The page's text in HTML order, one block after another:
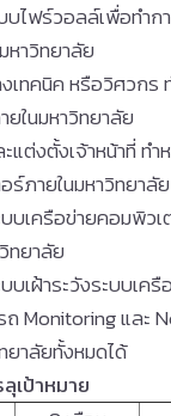
บไฟร์วอลล์เพื่อทำก
หาวิทยาลัย
เทคนิค หรือวิศวกร
ในมหาวิทยาลัย
แต่งตั้งเจ้าหน้าที่ ทำ
ร์ภายในมหาวิทยาลัย
บบเครือข่ายคอมพิว
ทยาลัย
เฝ้าระวังระบบเค
Monitoring และ
ยาลัยทั้งหมดได้
เป้าหมาย